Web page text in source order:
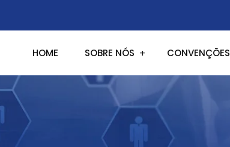
HOME SOBRE NÓS CONVENÇÕES